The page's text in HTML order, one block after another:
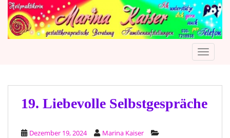
19. Liebevolle Selbstgespräche
Dezember 19, 2024
Marina Kaiser